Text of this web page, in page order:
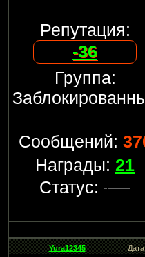
Репутация:
-36
Группа:
Сообщений:
Награды: 21
Статус:
Yura12345